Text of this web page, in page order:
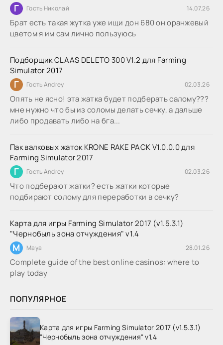
Г Гость Николай 14.07.26
Брат есть такая жутка уже ищи дон 680 он оранжевый
цветом я им сам лично пользуюсь
Подборщик CLAAS DELETO 300 V1.2 для Farming
Simulator 2017
Г Гость Andrey 02.03.26
Опять не ясно! эта жатка будет подберать салому???
мне нужно что бы из соломы делать сечку, а дальше
либо продавать либо на бга...
Пак валковых жаток KRONE RAKE PACK V1.0.0.0 для
Farming Simulator 2017
Г Гость Andrey 02.03.26
Что подберают жатки? есть жатки которые
подбирают солому для переработки в сечку?
Карта для игры Farming Simulator 2017 (v1.5.3.1)
"Чернобыль зона отчуждения" v1.4
M Maya 28.01.26
Complete guide of the best online casinos: where to
play today
ПОПУЛЯРНОЕ
Карта для игры Farming Simulator 2017 (v1.5.3.1)
"Чернобыль зона отчуждения" v1.4